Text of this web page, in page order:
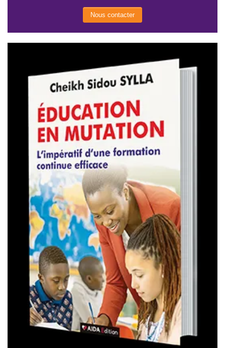
Nous contacter